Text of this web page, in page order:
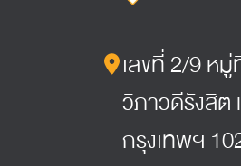
เลขที่ 2/9 ห
วิภาวดีรังสิต
กรุงเทพฯ